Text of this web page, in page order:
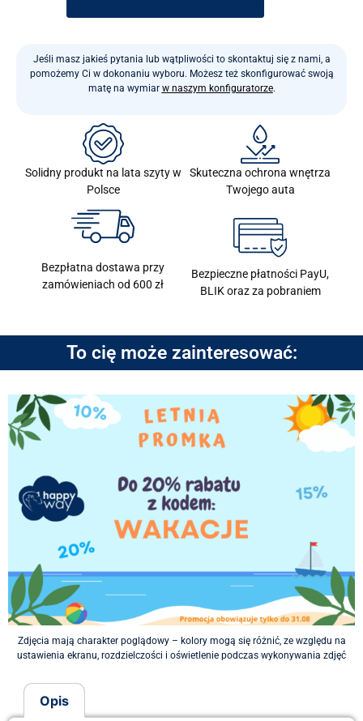
Jeśli masz jakieś pytania lub wątpliwości to skontaktuj się z nami, a
pomożemy Ci w dokonaniu wyboru. Możesz też skonfigurować swoją
matę na wymiar w naszym konfiguratorze.
Solidny produkt na lata szyty w
Polsce
Skuteczna ochrona wnętrza
Twojego auta
Bezpłatna dostawa przy
zamówieniach od 600 zł
Bezpieczne płatności PayU,
BLIK oraz za pobraniem
To cię może zainteresować:
Zdjęcia mają charakter poglądowy – kolory mogą się różnić, ze względu na
ustawienia ekranu, rozdzielczości i oświetlenie podczas wykonywania zdjęć
Opis